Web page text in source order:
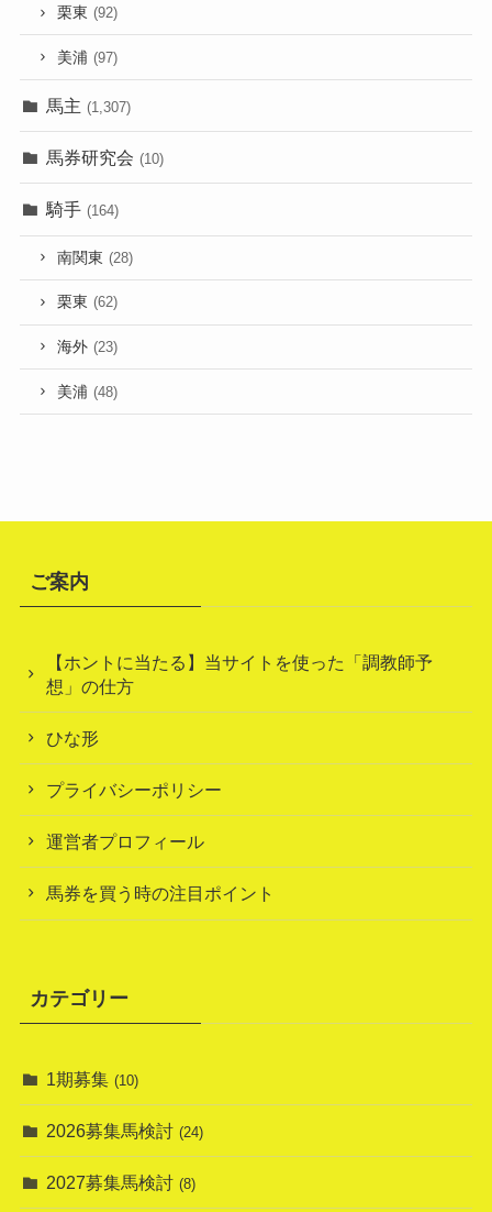
栗東 (92)
美浦 (97)
馬主 (1,307)
馬券研究会 (10)
騎手 (164)
南関東 (28)
栗東 (62)
海外 (23)
美浦 (48)
ご案内
【ホントに当たる】当サイトを使った「調教師予
想」の仕方
ひな形
プライバシーポリシー
運営者プロフィール
馬券を買う時の注目ポイント
カテゴリー
1期募集 (10)
2026募集馬検討 (24)
2027募集馬検討 (8)